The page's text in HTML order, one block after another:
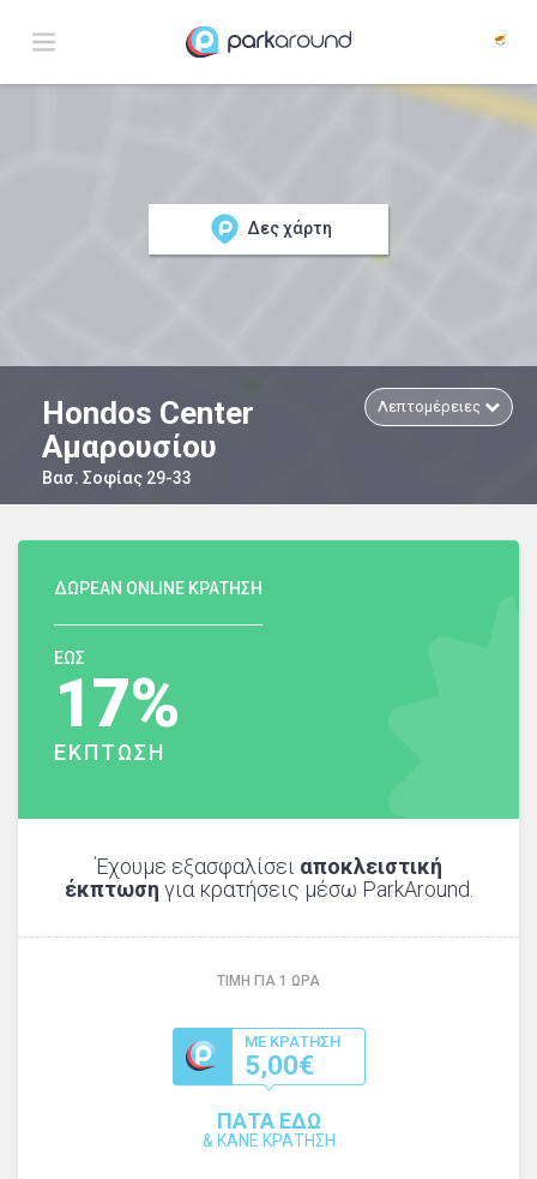
Δες χάρτη
Hondos Center
Αμαρουσίου
Βασ. Σοφίας 29-33
Λεπτομέρειες
ΔΩΡΕΑΝ ONLINE ΚΡΑΤΗΣΗ
ΕΩΣ
17%
ΕΚΠΤΩΣΗ
Έχουμε εξασφαλίσει αποκλειστική
έκπτωση για κρατήσεις μέσω ParkAround.
ΤΙΜΗ ΓΙΑ 1 ΩΡΑ
ΜΕ ΚΡΑΤΗΣΗ
5,00€
ΠΑΤΑ ΕΔΩ
& ΚΑΝΕ ΚΡΑΤΗΣΗ